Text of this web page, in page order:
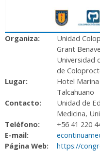
Organiza:
Unidad
Grant
Universidad
de
Lugar:
Hotel
Talcahuano
Contacto:
Unidad de
Medicina,
Teléfono:
+56 41 220
E-mail:
Página Web:
https://